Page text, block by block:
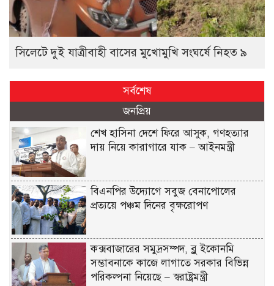
সিলেটে দুই যাত্রীবাহী বাসের মুখোমুখি সংঘর্ষে নিহত ৯
সর্বশেষ
জনপ্রিয়
শেখ হাসিনা দেশে ফিরে আসুক, গণহত্যার
দায় নিয়ে কারাগারে যাক – আইনমন্ত্রী
বিএনপির উদ্যোগে সবুজ বেনাপোলের
প্রত্যয়ে পঞ্চম দিনের বৃক্ষরোপণ
কক্সবাজারের সমুদ্রসম্পদ, ব্লু ইকোনমি
সম্ভাবনাকে কাজে লাগাতে সরকার বিভিন্ন
পরিকল্পনা নিয়েছে – স্বরাষ্ট্রমন্ত্রী